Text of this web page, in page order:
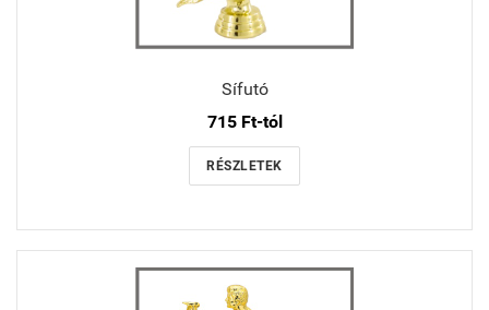
Sífutó
715 Ft-tól
RÉSZLETEK